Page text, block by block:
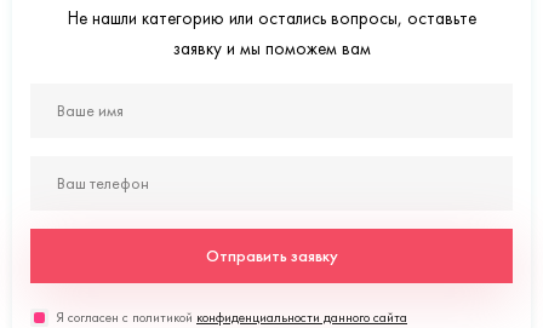
Не нашли категорию или остались вопросы, оставьте
заявку и мы поможем вам
Отправить заявку
Я согласен с политикой конфиденциальности данного сайта